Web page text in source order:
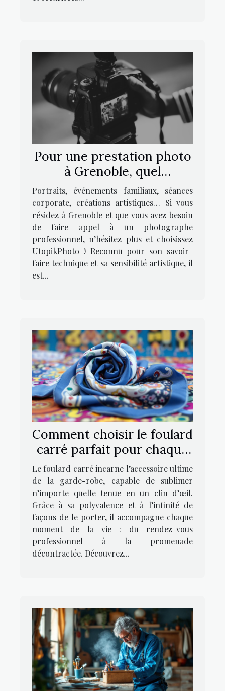
Pour une prestation photo
à Grenoble, quel
photographe contacter ?
Portraits, événements familiaux, séances
corporate, créations artistiques… Si vous
résidez à Grenoble et que vous avez besoin
de faire appel à un photographe
professionnel, n’hésitez plus et choisissez
UtopikPhoto ! Reconnu pour son savoir-
faire technique et sa sensibilité artistique, il
est...
Comment choisir le foulard
carré parfait pour chaque
occasion ?
Le foulard carré incarne l’accessoire ultime
de la garde-robe, capable de sublimer
n’importe quelle tenue en un clin d’œil.
Grâce à sa polyvalence et à l’infinité de
façons de le porter, il accompagne chaque
moment de la vie : du rendez-vous
professionnel à la promenade
décontractée. Découvrez...